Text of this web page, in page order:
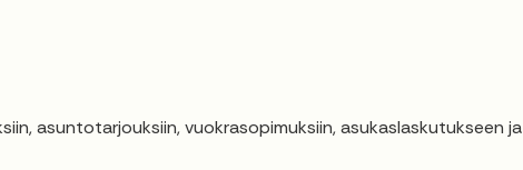
asuntotarjouksiin, vuokrasopimuksiin, asukaslaskutukseen ja